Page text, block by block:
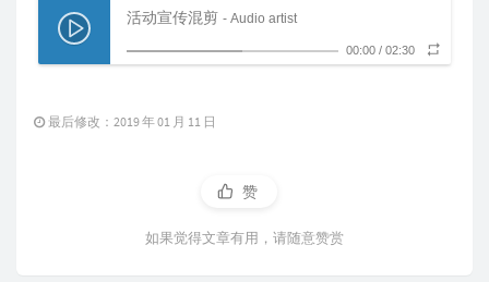
活动宣传混剪 - Audio artist
00:00 / 02:30
最后修改：2019 年 01 月 11 日
赞
如果觉得文章有用，请随意赞赏